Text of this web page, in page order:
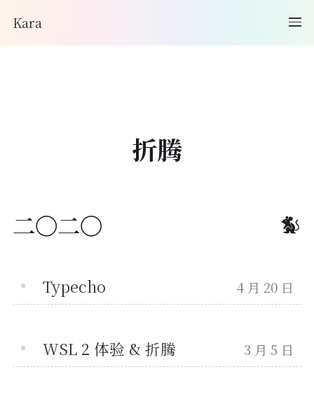
Kara
折腾
二〇二〇
Typecho 4 月 20 日
WSL 2 体验 & 折腾 3 月 5 日